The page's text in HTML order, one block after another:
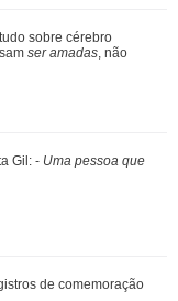
substâncias
R...
Celulari... Relembre
de fotos e noite de
sobre cérebro
ser amadas, não
Gil: - Uma pessoa que
de comemoração